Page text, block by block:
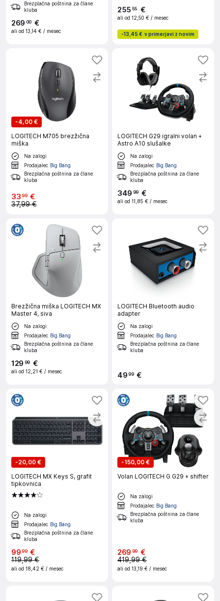
Brezplačna poštnina za člane
kluba
269 00 €
ali od 13,14 € / mesec
255 55 €
ali od 12,50 € / mesec
-13,45 € v primerjavi z novim
-4,00 €
LOGITECH M705 brezžična
miška
Na zalogi
Prodajalec Big Bang
Brezplačna poštnina za člane
kluba
3399 €
37,99 €
LOGITECH G29 igralni volan +
Astro A10 slušalke
Na zalogi
Prodajalec Big Bang
Brezplačna poštnina za člane
kluba
349 99 €
ali od 11,85 € / mesec
Brezžična miška LOGITECH MX
Master 4, siva
Na zalogi
Prodajalec Big Bang
Brezplačna poštnina za člane
kluba
129 99 €
ali od 12,21 € / mesec
LOGITECH Bluetooth audio
adapter
Na zalogi
Prodajalec Big Bang
Brezplačna poštnina za člane
kluba
4999 €
-20,00 €
LOGITECH MX Keys S, grafit
tipkovnica
Na zalogi
Prodajalec Big Bang
Brezplačna poštnina za člane
kluba
9999 €
119,99 €
ali od 18,42 € / mesec
-150,00 €
Volan LOGITECH G G29 + shifter
Na zalogi
Prodajalec Big Bang
Brezplačna poštnina za člane
kluba
269 99 €
419,99 €
ali od 13,19 € / mesec